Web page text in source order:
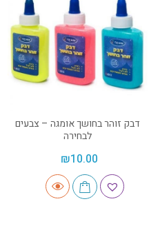
דבק זוהר בחושך אומגה – צבעים
לבחירה
₪10.00